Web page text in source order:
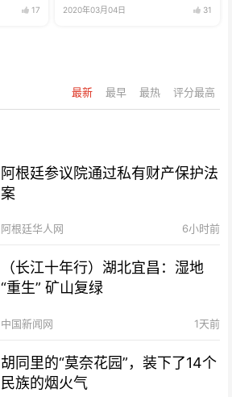
17 2020年03月04日 31
最新 最早 最热 评分最高
阿根廷参议院通过私有财产保护法
案
阿根廷华人网 6小时前
（长江十年行）湖北宜昌：湿地
“重生” 矿山复绿
中国新闻网 1天前
胡同里的“莫奈花园”，装下了14个
民族的烟火气